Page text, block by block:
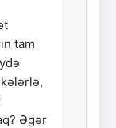
tam
Əgər